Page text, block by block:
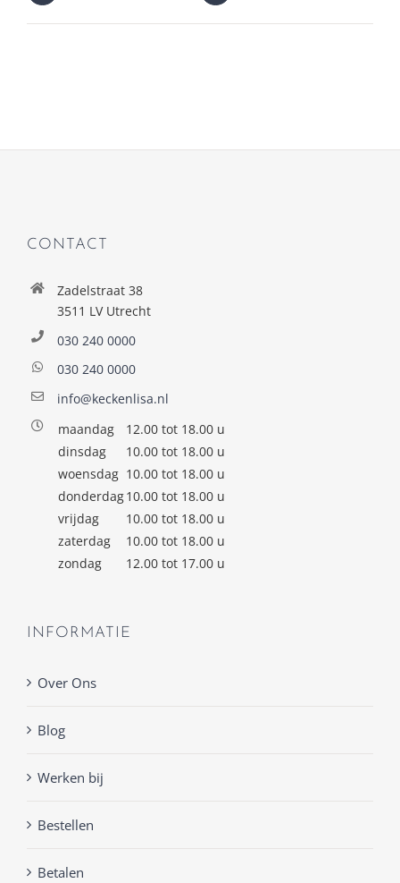
CONTACT
Zadelstraat 38
3511 LV Utrecht
030 240 0000
030 240 0000
info@keckenlisa.nl
maandag
12.00 tot 18.00 u
dinsdag
10.00 tot 18.00 u
woensdag 10.00 tot 18.00 u
donderdag10.00 tot 18.00 u
vrijdag
10.00 tot 18.00 u
zaterdag
10.00 tot 18.00 u
zondag
12.00 tot 17.00 u
INFORMATIE
Over Ons
Blog
Werken bij
Bestellen
Betalen